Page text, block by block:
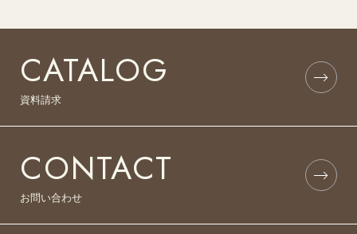
CATALOG
資料請求
CONTACT
お問い合わせ